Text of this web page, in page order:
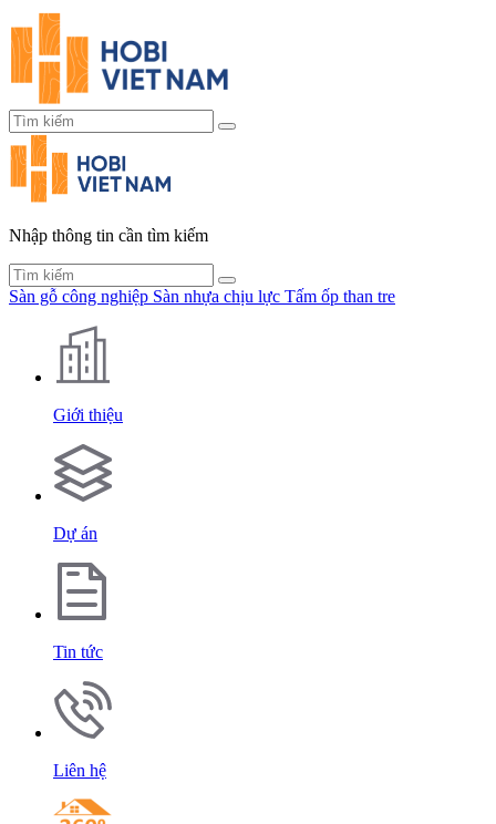
Nhập thông tin cần tìm kiếm
Sàn gỗ công nghiệp Sàn nhựa chịu lực Tấm ốp than tre
Giới thiệu
Dự án
Tin tức
Liên hệ